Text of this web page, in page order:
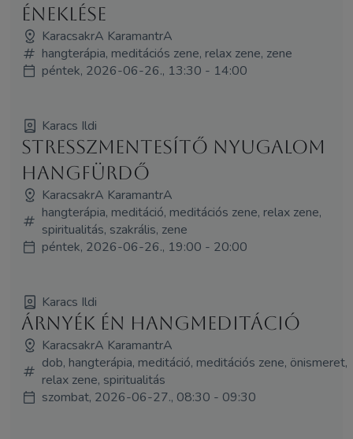
éneklése
KaracsakrA KaramantrA
hangterápia, meditációs zene, relax zene, zene
péntek, 2026-06-26., 13:30 - 14:00
Karacs Ildi
Stresszmentesítő nyugalom
hangfürdő
KaracsakrA KaramantrA
hangterápia, meditáció, meditációs zene, relax zene,
spiritualitás, szakrális, zene
péntek, 2026-06-26., 19:00 - 20:00
Karacs Ildi
Árnyék én hangmeditáció
KaracsakrA KaramantrA
dob, hangterápia, meditáció, meditációs zene, önismeret,
relax zene, spiritualitás
szombat, 2026-06-27., 08:30 - 09:30